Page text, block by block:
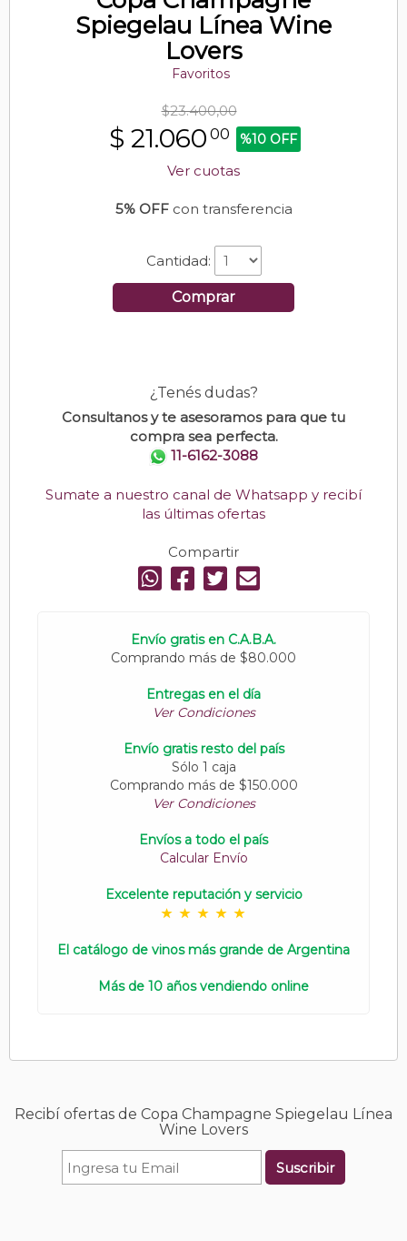
Spiegelau Línea Wine
Lovers
Favoritos
$23.400,00
$ 21.060 00 %10 OFF
Ver cuotas
5% OFFcon transferencia
Cantidad:
Comprar
¿Tenés dudas?
Consultanos y te asesoramos para que tu
compra sea perfecta.
11-6162-3088
Sumate a nuestro canal de Whatsapp y recibí
las últimas ofertas
Compartir
Envío gratis en C.A.B.A.
Comprando más de $80.000
Entregas en el día
Ver Condiciones
Envío gratis resto del país
Sólo 1 caja
Comprando más de $150.000
Ver Condiciones
Envíos a todo el país
Calcular Envío
Excelente reputación y servicio
El catálogo de vinos más grande de Argentina
Más de 10 años vendiendo online
Recibí ofertas de Copa Champagne Spiegelau Línea
Wine Lovers
Suscribir